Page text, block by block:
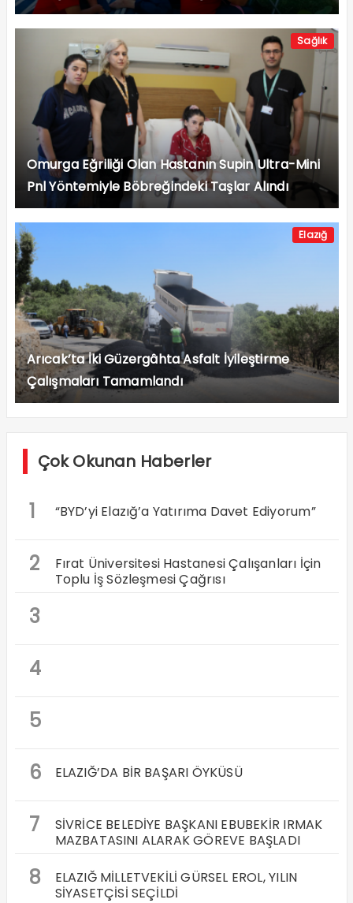
Sağlık
Omurga Eğriliği Olan Hastanın Supin Ultra-Mini
Pnl Yöntemiyle Böbreğindeki Taşlar Alındı
Elazığ
Arıcak’ta İki Güzergâhta Asfalt İyileştirme
Çalışmaları Tamamlandı
Çok Okunan Haberler
1 “BYD’yi Elazığ’a Yatırıma Davet Ediyorum”
2
Fırat Üniversitesi Hastanesi Çalışanları İçin
Toplu İş Sözleşmesi Çağrısı
3
4
5
6
ELAZIĞ’DA BİR BAŞARI ÖYKÜSÜ
7
SİVRİCE BELEDİYE BAŞKANI EBUBEKİR IRMAK
MAZBATASINI ALARAK GÖREVE BAŞLADI
8
ELAZIĞ MİLLETVEKİLİ GÜRSEL EROL, YILIN
SİYASETÇİSİ SEÇİLDİ